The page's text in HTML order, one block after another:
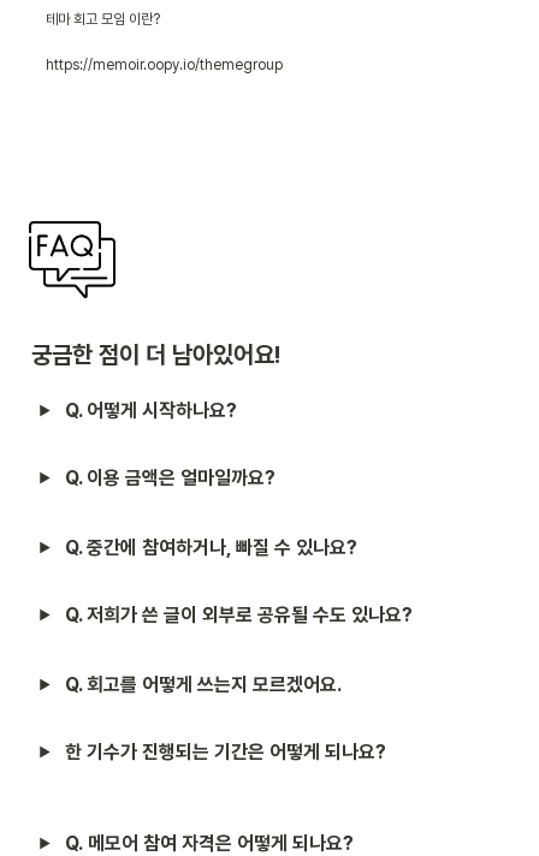
테마 회고 모임 이란?
https://memoir.oopy.io/themegroup
궁금한 점이 더 남아있어요!
Q. 어떻게 시작하나요?
Q. 이용 금액은 얼마일까요?
Q. 중간에 참여하거나, 빠질 수 있나요?
Q. 저희가 쓴 글이 외부로 공유될 수도 있나요?
Q. 회고를 어떻게 쓰는지 모르겠어요.
한 기수가 진행되는 기간은 어떻게 되나요?
Q. 메모어 참여 자격은 어떻게 되나요?